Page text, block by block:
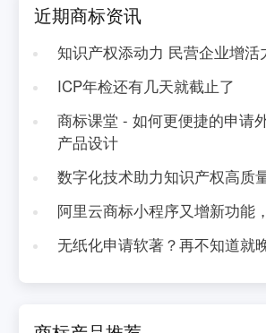
近期商标资讯
知识产权添动力 民营企业增活
ICP年检还有几天就截止了
商标课堂 - 如何更便捷的申请
产品设计
数字化技术助力知识产权高质
阿里云商标小程序又增新功能
无纸化申请软著？再不知道就